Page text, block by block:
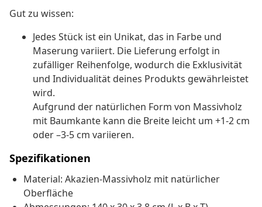
Gut zu wissen:
Jedes Stück ist ein Unikat, das in Farbe und
Maserung variiert. Die Lieferung erfolgt in
zufälliger Reihenfolge, wodurch die Exklusivität
und Individualität deines Produkts gewährleistet
wird.
Aufgrund der natürlichen Form von Massivholz
mit Baumkante kann die Breite leicht um +1-2 cm
oder –3-5 cm variieren.
Spezifikationen
Material: Akazien-Massivholz mit natürlicher
Oberfläche